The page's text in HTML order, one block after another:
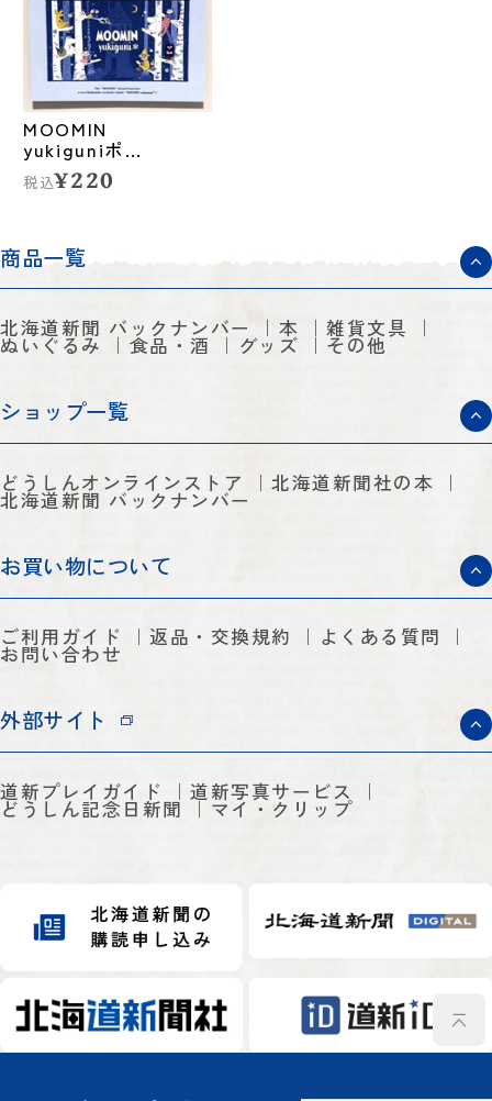
MOOMIN
yukiguniポス
トカード<白樺
>
税込¥220
商品一覧
北海道新聞 バックナンバー 本 雑貨文具
ぬいぐるみ 食品・酒 グッズ その他
ショップ一覧
どうしんオンラインストア 北海道新聞社の本
北海道新聞 バックナンバー
お買い物について
ご利用ガイド 返品・交換規約 よくある質問
お問い合わせ
外部サイト
道新プレイガイド 道新写真サービス
どうしん記念日新聞 マイ・クリップ